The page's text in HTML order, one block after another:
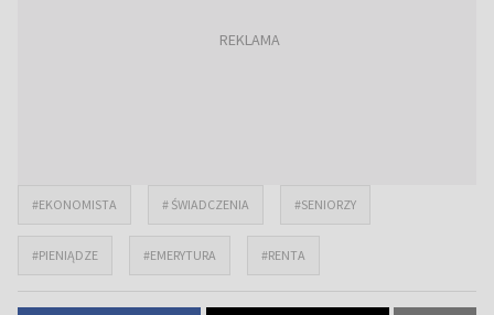
#EKONOMISTA # ŚWIADCZENIA #SENIORZY
#PIENIĄDZE #EMERYTURA #RENTA